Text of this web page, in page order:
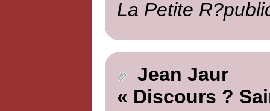
La Petite
Jean Jaur
« Discours ?